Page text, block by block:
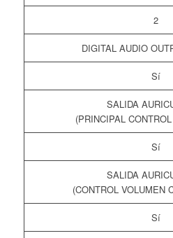
2
DIGITAL AUDIO
Sí
SALIDA
(PRINCIPAL
Sí
SALIDA
(CONTROL VOLUMEN
Sí